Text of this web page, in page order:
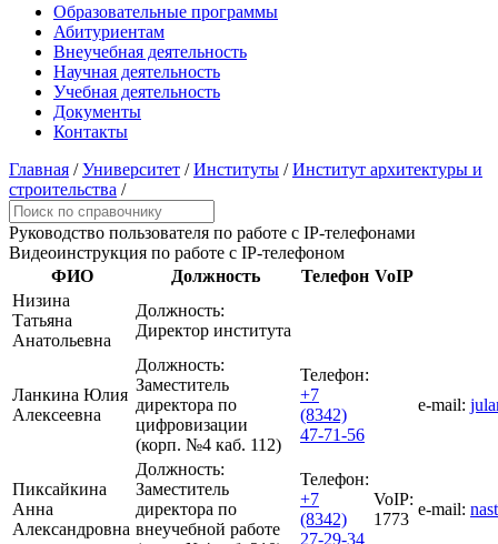
Образовательные программы
Абитуриентам
Внеучебная деятельность
Научная деятельность
Учебная деятельность
Документы
Контакты
Главная /Университет /Институты /Институт архитектуры и
строительства /
Руководство пользователя по работе с IP-телефонами
Видеоинструкция по работе с IP-телефоном
ФИО
Должность Телефон VoIP
Низина
Татьяна
Анатольевна
Должность:
Директор института
Ланкина Юлия
Алексеевна
Должность:
Заместитель
директора по
цифровизации
(корп. №4 каб. 112)
Телефон:
+7
(8342)
47-71-56
e-mail:
Пиксайкина
Анна
Александровна
Должность:
Заместитель
директора по
внеучебной работе
Телефон:
+7
(8342)
27-29-34
VoIP:
1773
e-mail: